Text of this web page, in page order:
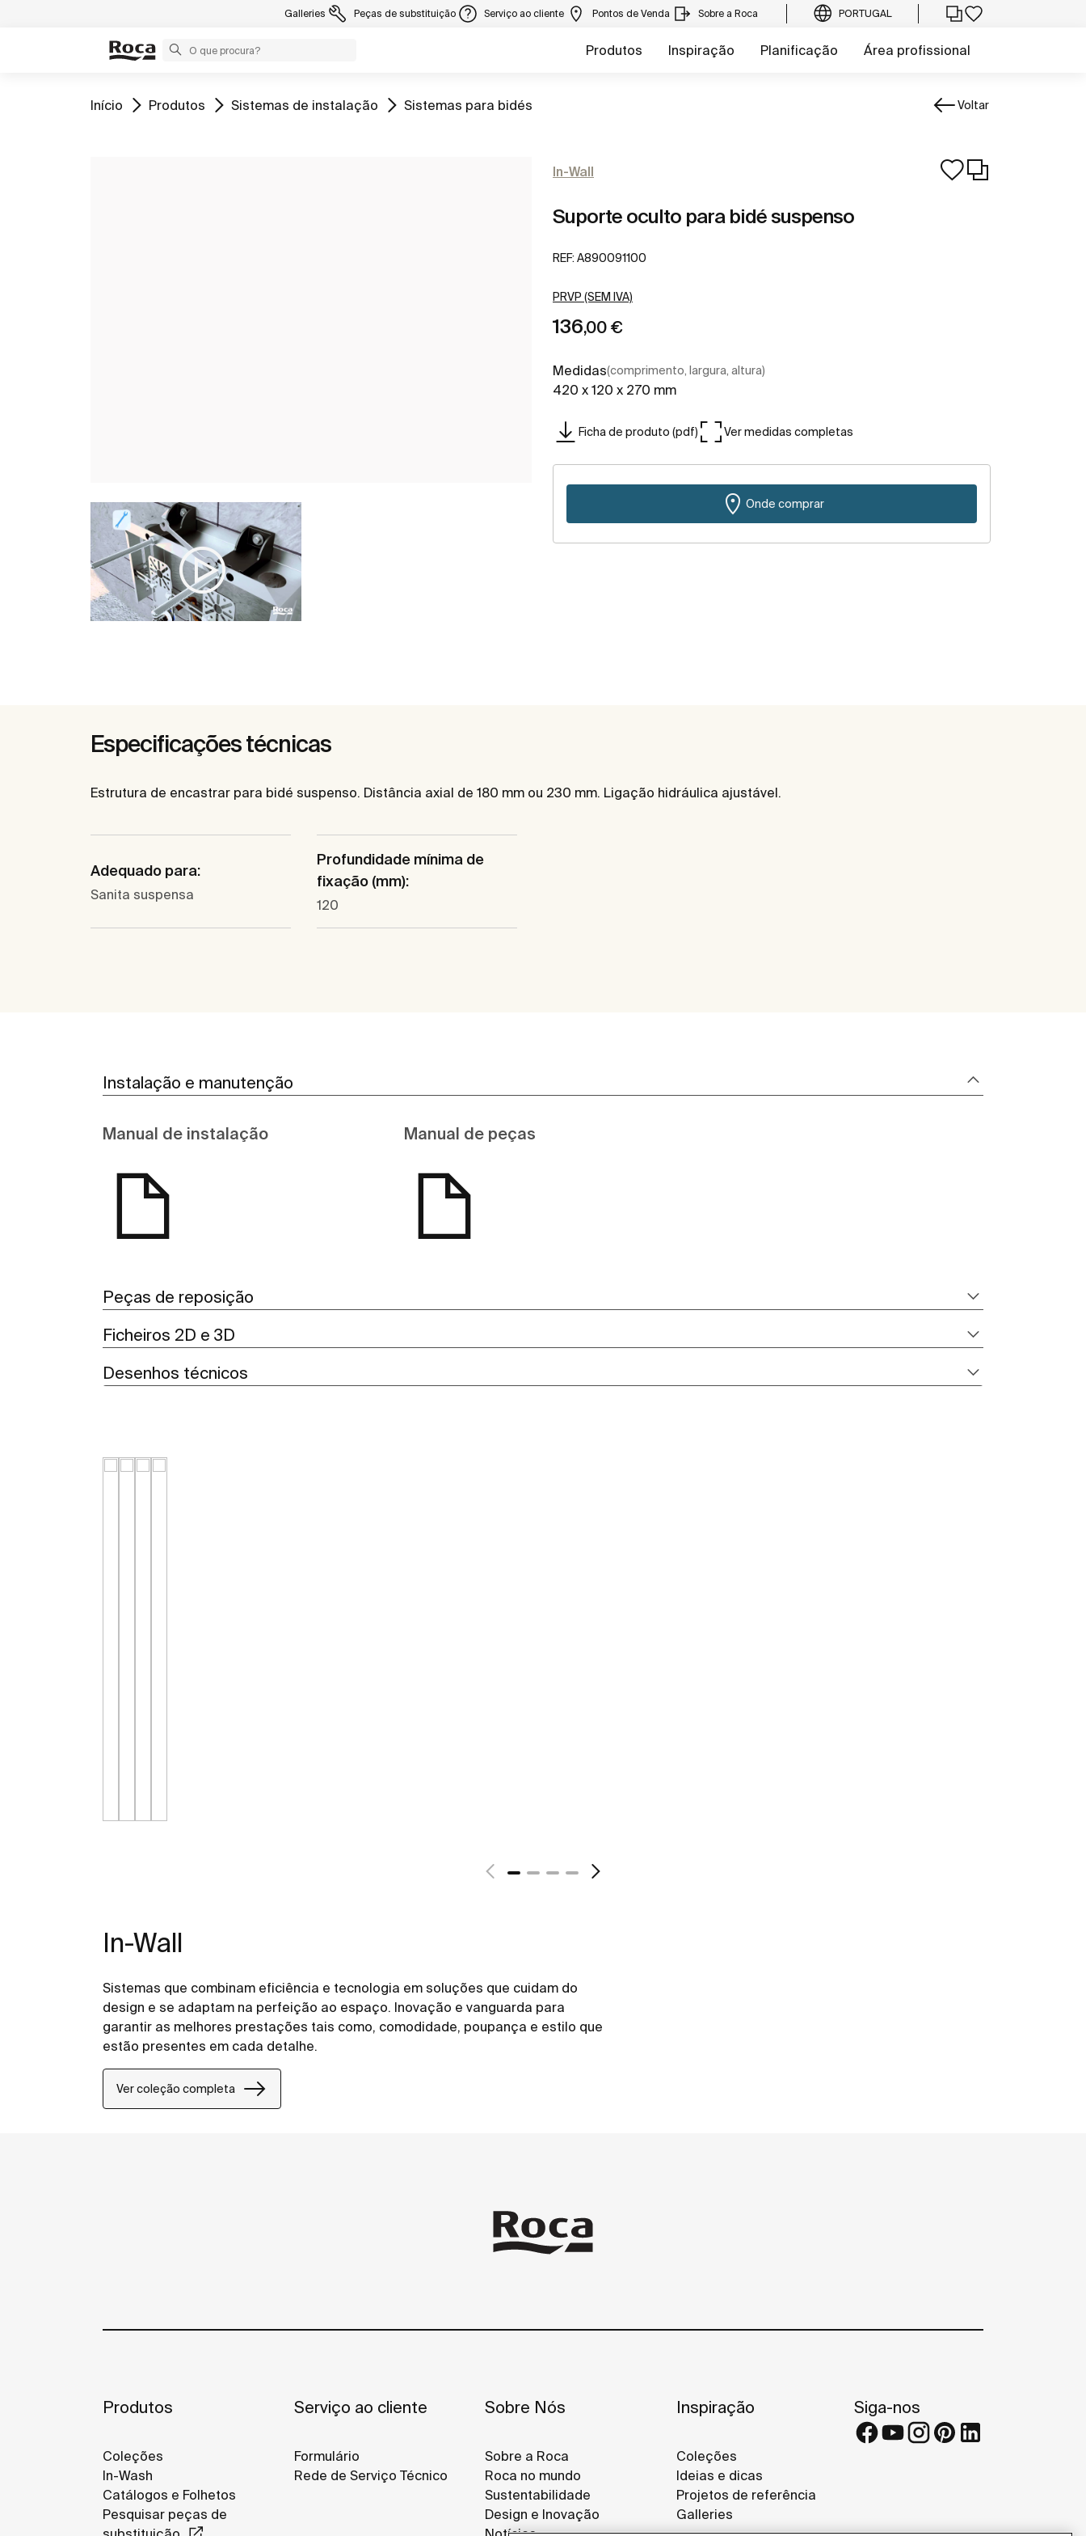
Galleries Peças de substituição Serviço ao cliente Pontos de Venda Sobre a Roca PORTUGAL
Produtos Inspiração Planificação Área profissional
Ir para
Início Ir para
Produtos Ir para
Sistemas de instalação Ir para
Sistemas para bidés Voltar
In-Wall
Suporte oculto para bidé suspenso
REF: A890091100
PRVP (SEM IVA)
136,00 €
Medidas(comprimento, largura, altura)
420 x 120 x 270 mm
Ficha de produto (pdf) Ver medidas completas
Onde comprar
Especificações técnicas
Estrutura de encastrar para bidé suspenso. Distância axial de 180 mm ou 230 mm. Ligação hidráulica ajustável.
Adequado para:
Sanita suspensa
Profundidade mínima de
fixação (mm):
120
Instalação e manutenção
Manual de instalação Manual de peças
Peças de reposição
Ficheiros 2D e 3D
Desenhos técnicos
In-Wall
Sistemas que combinam eficiência e tecnologia em soluções que cuidam do
design e se adaptam na perfeição ao espaço. Inovação e vanguarda para
garantir as melhores prestações tais como, comodidade, poupança e estilo que
estão presentes em cada detalhe.
Ver coleção completa
Produtos
Coleções
In-Wash
Catálogos e Folhetos
Pesquisar peças de
Serviço ao cliente
Formulário
Rede de Serviço Técnico
Sobre Nós
Sobre a Roca
Roca no mundo
Sustentabilidade
Design e Inovação
Inspiração
Coleções
Ideias e dicas
Projetos de referência
Galleries
Siga-nos